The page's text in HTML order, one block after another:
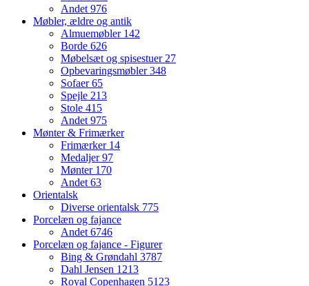
Andet976
Møbler, ældre og antik
Almuemøbler 142
Borde 626
Møbelsæt og spisestuer27
Opbevaringsmøbler348
Sofaer65
Spejle 213
Stole 415
Andet975
Mønter & Frimærker
Frimærker 14
Medaljer97
Mønter 170
Andet63
Orientalsk
Diverse orientalsk 775
Porcelæn og fajance
Andet6746
Porcelæn og fajance - Figurer
Bing & Grøndahl 3787
Dahl Jensen 1213
Royal Copenhagen 5123